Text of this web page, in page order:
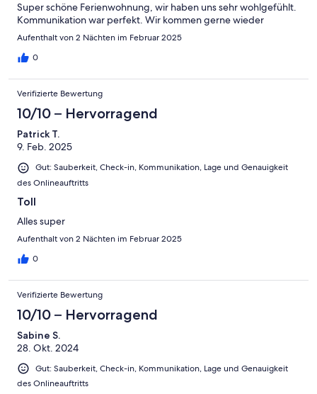
Super schöne Ferienwohnung, wir haben uns sehr wohlgefühlt.
Kommunikation war perfekt. Wir kommen gerne wieder
Aufenthalt von 2 Nächten im Februar 2025
0
Verifizierte Bewertung
10/10 – Hervorragend
Patrick T.
9. Feb. 2025
Gut: Sauberkeit, Check-in, Kommunikation, Lage und Genauigkeit
des Onlineauftritts
Toll
Alles super
Aufenthalt von 2 Nächten im Februar 2025
0
Verifizierte Bewertung
10/10 – Hervorragend
Sabine S.
28. Okt. 2024
Gut: Sauberkeit, Check-in, Kommunikation, Lage und Genauigkeit
des Onlineauftritts